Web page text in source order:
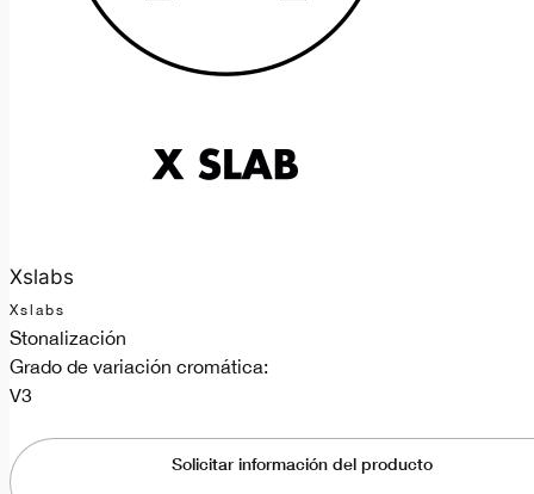
Xslabs
Xslabs
Stonalización
Grado de variación cromática:
V3
Solicitar información del producto